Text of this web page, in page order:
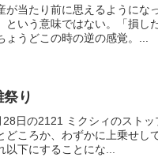
が当たり前に思えるように
いう意味ではない。「損し
ょうどこの時の逆の感覚。...
り
日の2121 ミクシィのストッ
ころか、わずかに上乗せし
下にすることにな...